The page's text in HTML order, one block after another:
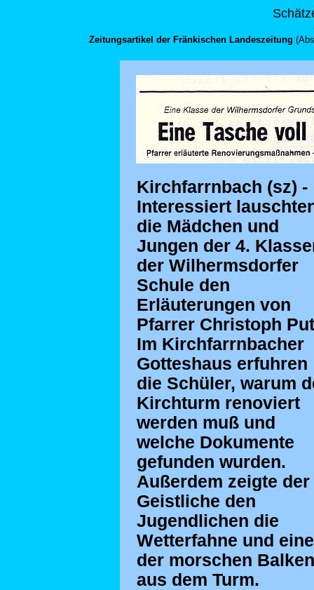
Zeitungsartikel der Fränkischen Landeszeitung
Kirchfarrnbach (sz) -
Interessiert
die Mädchen und
Jungen der 4.
der Wilhermsdorfer
Schule den
Erläuterungen von
Pfarrer Christoph
Im Kirchfarrnbacher
Gotteshaus erfuhren
die Schüler, warum
Kirchturm renoviert
werden muß und
welche Dokumente
gefunden wurden.
Außerdem zeigte der
Geistliche den
Jugendlichen die
Wetterfahne und
der morschen Balken
aus dem Turm.